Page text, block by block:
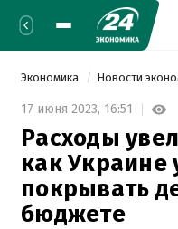
Экономика Новости
17 июня 2023, 16:51
Расходы
как Украине
покрывать
бюджете